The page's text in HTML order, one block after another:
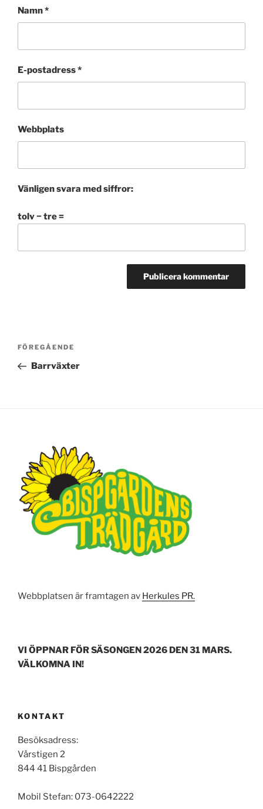
Namn*
E-postadress*
Webbplats
Vänligen svara med siffror:
tolv − tre =
Inläggsnavigering
Föregående
inlägg
FÖREGÅENDE
Barrväxter
Webbplatsen är framtagen av Herkules PR.
VI ÖPPNAR FÖR SÄSONGEN 2026 DEN 31 MARS.
VÄLKOMNA IN!
KONTAKT
Besöksadress:
Vårstigen 2
844 41 Bispgården
Mobil Stefan: 073-0642222